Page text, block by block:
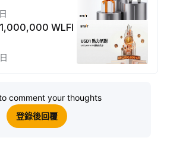
1,000,000 WLFI
comment your thoughts
登錄後回覆